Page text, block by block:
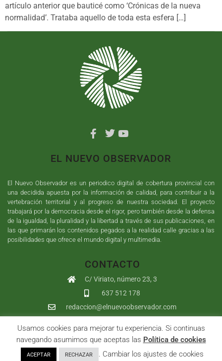
artículo anterior que bauticé como ‘Crónicas de la nueva
normalidad’. Trataba aquello de toda esta esfera […]
EL NUEVO OBSERVADOR
El Nuevo Observador es un periodico digital de cobertura provincial con
una decidida apuesta por la información de calidad, para contribuir a la
vertebración territorial y al progreso de nuestra sociedad. El proyecto
trabajará por la democracia desde el rigor, pero también desde la defensa
de la igualdad, la pluralidad y la libertad a través de sus publicaciones, en
las que primarán los contenidos pegados a la realidad calle gracias a las
posibilidades que ofrece el mundo digital y multimedia.
CONTACTO
C/ Viriato, número 23, 3
637 512 178
redaccion@elnuevoobservador.com
Copyright ©2026 El Nuevo Observador | Sumurdigital Diseño web
yDesarrollo| All Rights Reserved |
Privacidad|Política de cookies|User
Usamos cookies para mejorar tu experiencia. Si continuas
navegando asumimos que aceptas las Política de cookies
ACEPTAR RECHAZAR . Cambiar los ajustes de cookies